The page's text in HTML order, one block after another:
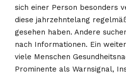
sich einer Person besonders
diese jahrzehntelang
gesehen haben. Andere
nach Informationen. Ein
viele Menschen
Prominente als Warnsignal,